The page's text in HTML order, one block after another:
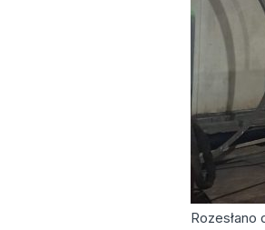
Rozesłano